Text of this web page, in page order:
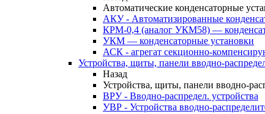
Автоматические конденсаторные
АКУ - Автоматизированные
КРМ-0,4 (аналог УКМ58) —
УКМ — конденсаторные установки
АСК - агрегат секционно-
Устройства, щиты, панели вводно-
Назад
Устройства, щиты, панели вводно-
ВРУ - Вводно-распредел. устройства
УВР - Устройства вводно-